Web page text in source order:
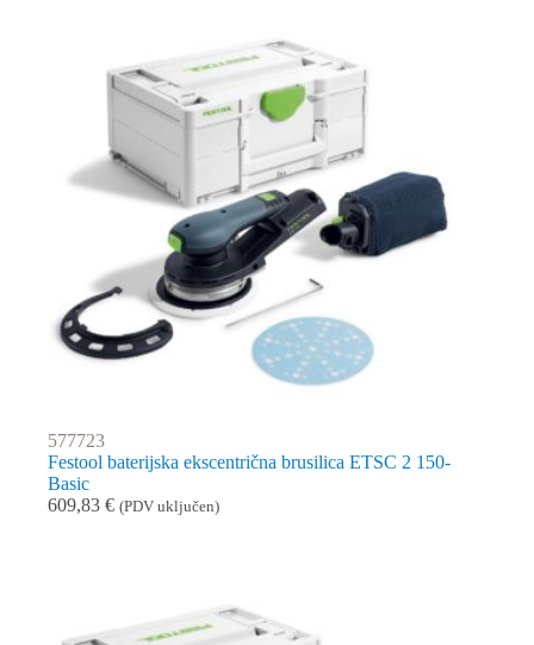
577723
Festool baterijska ekscentrična brusilica ETSC 2 150-
Basic
609,83 € (PDV uključen)